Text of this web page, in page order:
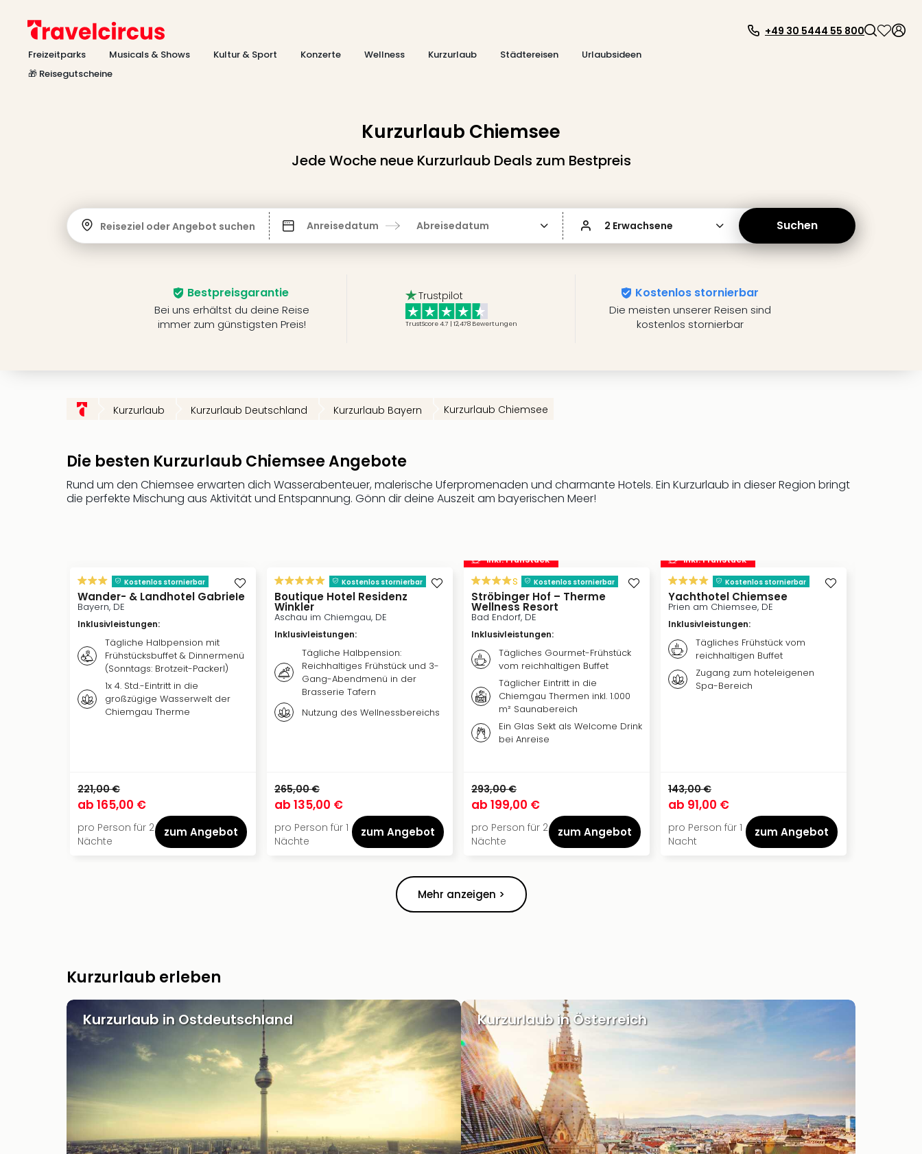
Freizeitparks Musicals & Shows Kultur & Sport Konzerte Wellness Kurzurlaub Städtereisen
Urlaubsideen
🎁 Reisegutscheine
+49 30 5444 55 800
Kurzurlaub Chiemsee
Jede Woche neue Kurzurlaub Deals zum Bestpreis
Reiseziel oder Angebot suchen Anreisedatum Abreisedatum 2 Erwachsene Suchen
Bestpreisgarantie
Bei uns erhältst du deine Reise
immer zum günstigsten Preis!
Trustpilot
TrustScore 4.7 | 12,478 Bewertungen
Kostenlos stornierbar
Die meisten unserer Reisen sind
kostenlos stornierbar
Kurzurlaub Kurzurlaub Deutschland Kurzurlaub Bayern Kurzurlaub Chiemsee
Die besten Kurzurlaub Chiemsee Angebote
Rund um den Chiemsee erwarten dich Wasserabenteuer, malerische Uferpromenaden und charmante Hotels. Ein Kurzurlaub in dieser Region bringt
die perfekte Mischung aus Aktivität und Entspannung. Gönn dir deine Auszeit am bayerischen Meer!
Kostenlos stornierbar
Wander- & Landhotel Gabriele
Bayern, DE
Inklusivleistungen:
Tägliche Halbpension mit
Frühstücksbuffet & Dinnermenü
(Sonntags: Brotzeit-Packerl)
1x 4. Std.-Eintritt in die
großzügige Wasserwelt der
Chiemgau Therme
221,00 €
ab 165,00 €
pro Person für 2
Nächte
zum Angebot
Kostenlos stornierbar
Boutique Hotel Residenz
Winkler
Aschau im Chiemgau, DE
Inklusivleistungen:
Tägliche Halbpension:
Reichhaltiges Frühstück und 3-
Gang-Abendmenü in der
Brasserie Tafern
Nutzung des Wellnessbereichs
265,00 €
ab 135,00 €
pro Person für 1
Nächte
zum Angebot
inkl. Frühstück
s Kostenlos stornierbar
Ströbinger Hof – Therme
Wellness Resort
Bad Endorf, DE
Inklusivleistungen:
Tägliches Gourmet-Frühstück
vom reichhaltigen Buffet
Täglicher Eintritt in die
Chiemgau Thermen inkl. 1.000
m² Saunabereich
Ein Glas Sekt als Welcome Drink
bei Anreise
293,00 €
ab 199,00 €
pro Person für 2
Nächte
zum Angebot
inkl. Frühstück
Kostenlos stornierbar
Yachthotel Chiemsee
Prien am Chiemsee, DE
Inklusivleistungen:
Tägliches Frühstück vom
reichhaltigen Buffet
Zugang zum hoteleigenen
Spa-Bereich
143,00 €
ab 91,00 €
pro Person für 1
Nacht
zum Angebot
Mehr anzeigen >
Kurzurlaub erleben
Kurzurlaub in Ostdeutschland Kurzurlaub in Österreich